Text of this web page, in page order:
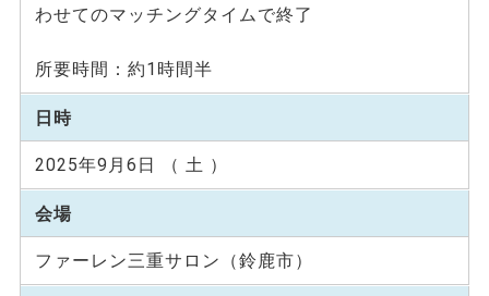
わせてのマッチングタイムで終了
所要時間：約1時間半
日時
2025年9月6日 （ 土 ）
会場
ファーレン三重サロン（鈴鹿市）